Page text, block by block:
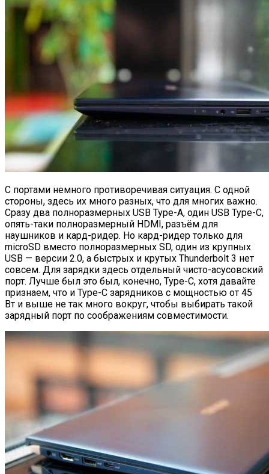
С портами немного противоречивая ситуация. С одной
стороны, здесь их много разных, что для многих важно.
Сразу два полноразмерных USB Type-A, один USB Type-C,
опять-таки полноразмерный HDMI, разъём для
наушников и кард-ридер. Но кард-ридер только для
microSD вместо полноразмерных SD, один из крупных
USB — версии 2.0, а быстрых и крутых Thunderbolt 3 нет
совсем. Для зарядки здесь отдельный чисто-асусовский
порт. Лучше был это был, конечно, Type-C, хотя давайте
признаем, что и Type-C зарядников с мощностью от 45
Вт и выше не так много вокруг, чтобы выбирать такой
зарядный порт по соображениям совместимости.